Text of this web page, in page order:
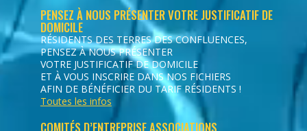
PENSEZ À NOUS PRÉSENTER VOTRE JUSTIFICATIF DE
DOMICILE
RÉSIDENTS DES TERRES DES CONFLUENCES,
PENSEZ À NOUS PRÉSENTER
VOTRE JUSTIFICATIF DE DOMICILE
ET À VOUS INSCRIRE DANS NOS FICHIERS
AFIN DE BÉNÉFICIER DU TARIF RÉSIDENTS !
Toutes les infos
COMITÉS D’ENTREPRISE ASSOCIATIONS